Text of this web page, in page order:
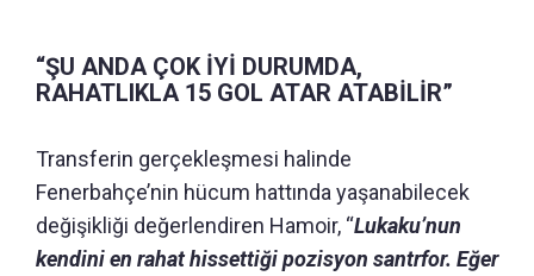
“ŞU ANDA ÇOK İYİ DURUMDA,
RAHATLIKLA 15 GOL ATAR ATABİLİR”
Transferin gerçekleşmesi halinde
Fenerbahçe’nin hücum hattında yaşanabilecek
değişikliği değerlendiren Hamoir, “Lukaku’nun
kendini en rahat hissettiği pozisyon santrfor. Eğer